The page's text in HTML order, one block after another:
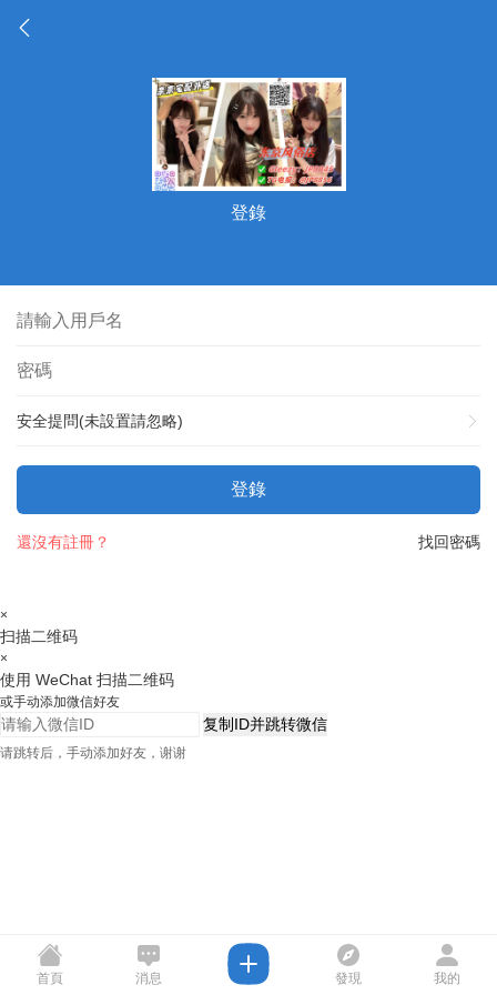
登錄
安全提問(未設置請忽略)
登錄
找回密碼
還沒有註冊？
×
扫描二维码
×
使用 WeChat 扫描二维码
或手动添加微信好友
复制ID并跳转微信
请跳转后，手动添加好友，谢谢
首頁 消息 發現 我的